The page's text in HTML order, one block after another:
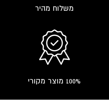
משלוח מהיר
100% מוצר מקורי